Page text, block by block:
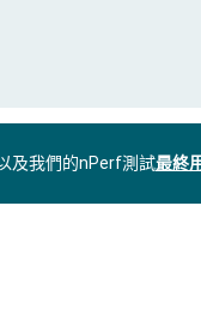
及我們的nPerf測試最終